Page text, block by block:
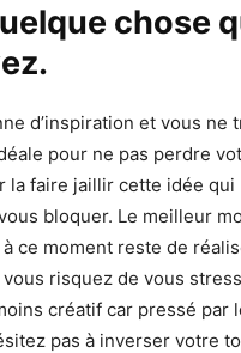
chose
d’inspiration et vous ne
pour ne pas perdre
la faire jaillir cette idée qui
bloquer. Le meilleur
à ce moment reste de
risquez de vous
créatif car pressé par
pas à inverser votre